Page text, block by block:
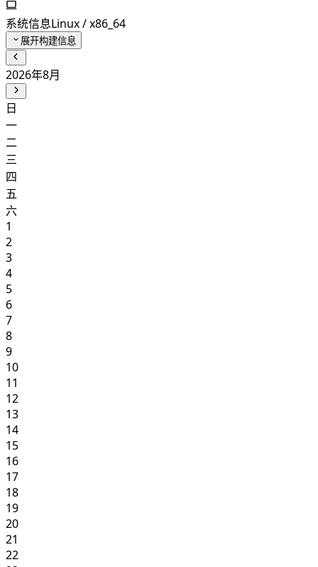
系统信息Linux / x86_64
展开构建信息
2026年8月
日
一
二
三
四
五
六
1
2
3
4
5
6
7
8
9
10
11
12
13
14
15
16
17
18
19
20
21
22